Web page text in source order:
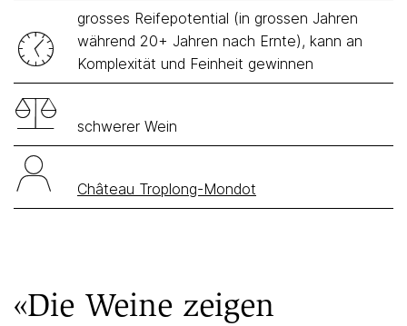
grosses Reifepotential (in grossen Jahren
während 20+ Jahren nach Ernte), kann an
Komplexität und Feinheit gewinnen
schwerer Wein
Château Troplong-Mondot
«Die Weine zeigen